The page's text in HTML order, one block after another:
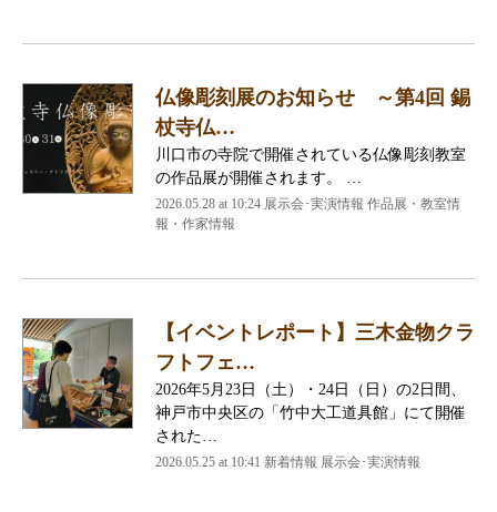
仏像彫刻展のお知らせ ～第4回 錫
杖寺仏…
川口市の寺院で開催されている仏像彫刻教室
の作品展が開催されます。 …
2026.05.28 at 10:24 展示会･実演情報 作品展・教室情
報・作家情報
【イベントレポート】三木金物クラ
フトフェ…
2026年5月23日（土）・24日（日）の2日間、
神戸市中央区の「竹中大工道具館」にて開催
された…
2026.05.25 at 10:41 新着情報 展示会･実演情報